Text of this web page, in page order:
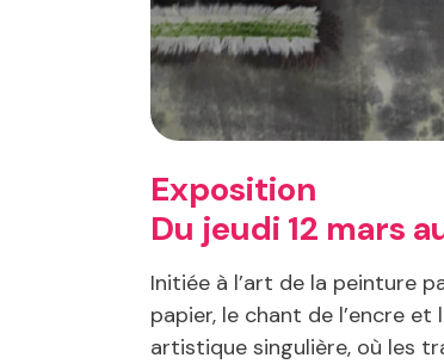
Exposition
Du jeudi 12 mars
Initiée à l’art de la peinture
papier, le chant de l’encre
artistique singulière, où les